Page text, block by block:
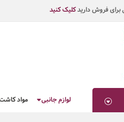
فروش داریدکلیک کنید
لوازم جانبی مواد